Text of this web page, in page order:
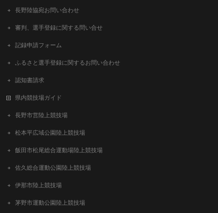
長野陸協宛お問い合わせ
審判、選手登録に関する問い合せ
記録申請フォーム
ふるさと選手登録に関するお問い合わせ
認知書請求
県内競技場ガイド
長野市営陸上競技場
松本平広域公園陸上競技場
飯田市松尾総合運動場陸上競技場
佐久総合運動公園陸上競技場
伊那市陸上競技場
茅野市運動公園陸上競技場